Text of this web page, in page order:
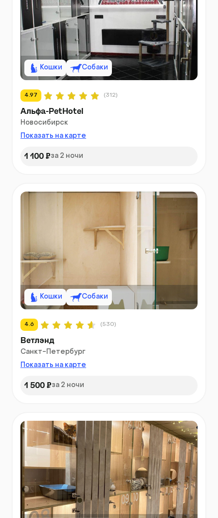
Кошки Собаки
4.97 (312)
Альфа-PetHotel
Новосибирск
Показать на карте
1 100 ₽за 2 ночи
Кошки Собаки
4.6 (530)
Ветлэнд
Санкт-Петербург
Показать на карте
1 500 ₽за 2 ночи